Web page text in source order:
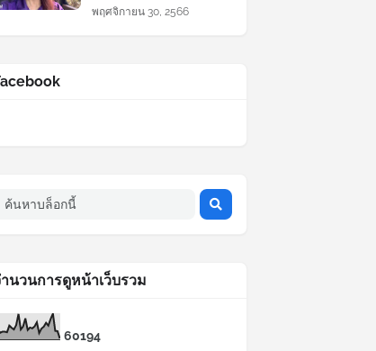
พฤศจิกายน 30, 2566
นวนการดูหน้าเว็บรวม
60194